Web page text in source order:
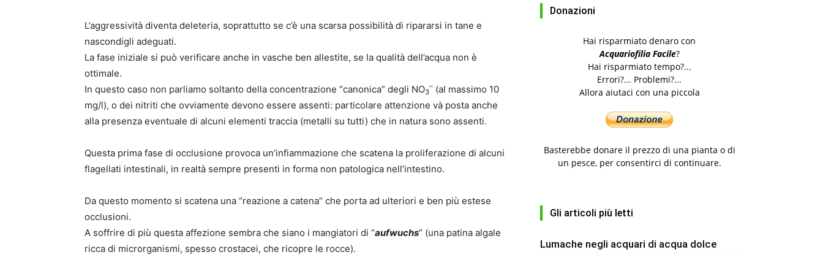
L’aggressività diventa deleteria, soprattutto se c’è una scarsa possibilità di ripararsi in tane e
nascondigli adeguati.
La fase iniziale si può verificare anche in vasche ben allestite, se la qualità dell’acqua non è
ottimale.
In questo caso non parliamo soltanto della concentrazione “canonica” degli NO3
– (al massimo 10
mg/l), o dei nitriti che ovviamente devono essere assenti: particolare attenzione và posta anche
alla presenza eventuale di alcuni elementi traccia (metalli su tutti) che in natura sono assenti.
Questa prima fase di occlusione provoca un’infiammazione che scatena la proliferazione di alcuni
flagellati intestinali, in realtà sempre presenti in forma non patologica nell’intestino.
Da questo momento si scatena una “reazione a catena” che porta ad ulteriori e ben più estese
occlusioni.
A soffrire di più questa affezione sembra che siano i mangiatori di “aufwuchs” (una patina algale
ricca di microrganismi, spesso crostacei, che ricopre le rocce).
Donazioni
Hai risparmiato denaro con
Acquariofilia Facile?
Hai risparmiato tempo?...
Errori?... Problemi?...
Allora aiutaci con una piccola
Basterebbe donare il prezzo di una pianta o di
un pesce, per consentirci di continuare.
Gli articoli più letti
Lumache negli acquari di acqua dolce